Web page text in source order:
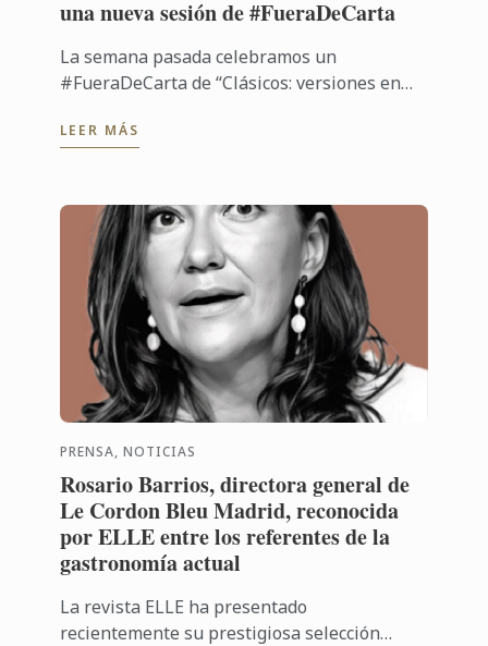
una nueva sesión de #FueraDeCarta
La semana pasada celebramos un
#FueraDeCarta de “Clásicos: versiones en
Cacao Barry, de la mano del chef José María
LEER MÁS
PRENSA, NOTICIAS
Rosario Barrios, directora general de
Le Cordon Bleu Madrid, reconocida
por ELLE entre los referentes de la
gastronomía actual
La revista ELLE ha presentado
recientemente su prestigiosa selección